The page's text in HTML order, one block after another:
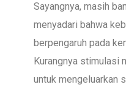
Sayangnya, masih
menyadari bahwa
berpengaruh pada
Kurangnya stimulasi
untuk mengeluarkan